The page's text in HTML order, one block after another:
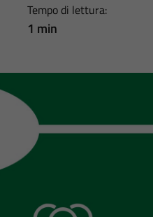
Tempo di lettura:
1 min